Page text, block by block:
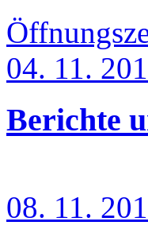
04. 11.
Berichte
08. 11.